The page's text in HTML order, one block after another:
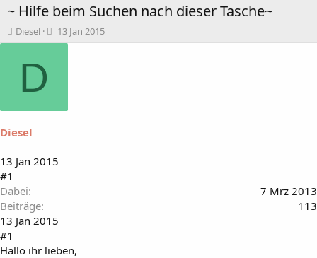
~ Hilfe beim Suchen nach dieser Tasche~
T
h
a
t
e
Diesel
B
e
m
13 Jan 2015
D
Diesel
13 Jan 2015
#1
Dabei
7 Mrz 2013
Beiträge
113
13 Jan 2015
#1
Hallo ihr lieben,